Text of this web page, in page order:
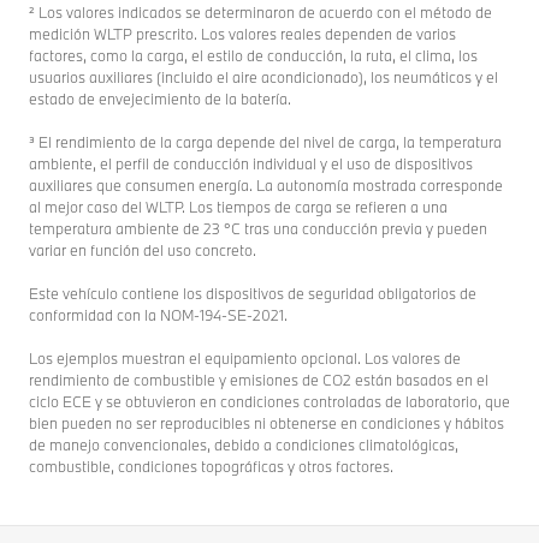
² Los valores indicados se determinaron de acuerdo con el método de
medición WLTP prescrito. Los valores reales dependen de varios
factores, como la carga, el estilo de conducción, la ruta, el clima, los
usuarios auxiliares (incluido el aire acondicionado), los neumáticos y el
estado de envejecimiento de la batería.
³ El rendimiento de la carga depende del nivel de carga, la temperatura
ambiente, el perfil de conducción individual y el uso de dispositivos
auxiliares que consumen energía. La autonomía mostrada corresponde
al mejor caso del WLTP. Los tiempos de carga se refieren a una
temperatura ambiente de 23 °C tras una conducción previa y pueden
variar en función del uso concreto.
Este vehículo contiene los dispositivos de seguridad obligatorios de
conformidad con la NOM-194-SE-2021.
Los ejemplos muestran el equipamiento opcional. Los valores de
rendimiento de combustible y emisiones de CO2 están basados en el
ciclo ECE y se obtuvieron en condiciones controladas de laboratorio, que
bien pueden no ser reproducibles ni obtenerse en condiciones y hábitos
de manejo convencionales, debido a condiciones climatológicas,
combustible, condiciones topográficas y otros factores.